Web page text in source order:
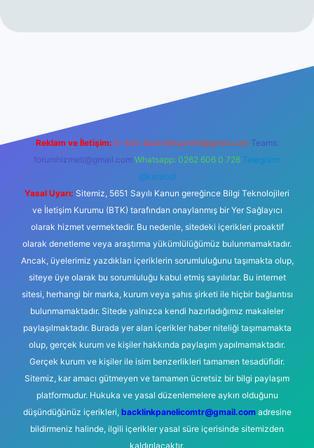
Reklam ve İletişim: E-mail: backlinkpaneli@gmail.com Teams:
forumhizmeti@gmail.com Whatsapp: 0262 606 0 726 Telegram:
@karabul
Yasal Uyarı: Sitemiz, 5651 Sayılı Kanun gereğince Bilgi Teknolojileri
ve İletişim Kurumu (BTK) tarafından onaylanmış bir Yer Sağlayıcı
olarak hizmet vermektedir. Bu nedenle, sitedeki içerikleri proaktif
olarak denetleme veya araştırma yükümlülüğümüz bulunmamaktadır.
Ancak, üyelerimiz yazdıkları içeriklerin sorumluluğunu taşımakta olup,
siteye üye olarak bu sorumluluğu kabul etmiş sayılırlar. Bu internet
sitesi, herhangi bir marka, kurum veya şahıs şirketi ile hiçbir bağlantısı
bulunmamaktadır. Sitede yalnızca kendi hazırladığımız makaleler
paylaşılmaktadır. Burada yer alan içerikler haber niteliği taşımamakta
olup, gerçek kurum ve kişiler hakkında paylaşım yapılmamaktadır.
Gerçek kurum ve kişiler ile isim benzerlikleri tamamen tesadüfidir.
Sitemiz, kar amacı gütmeyen ve tamamen ücretsiz bir bilgi paylaşım
platformudur. Hukuka ve yasal düzenlemelere aykırı olduğunu
düşündüğünüz içerikleri, backlinkpanelicomtr@gmail.comadresine
bildirmeniz halinde, ilgili içerikler yasal süre içerisinde sitemizden
kaldırılacaktır.